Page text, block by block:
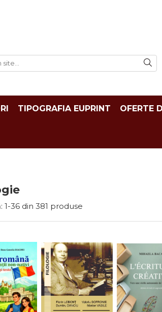
TIPOGRAFIA EUPRINT OFERTE
1-36 din 381 produse